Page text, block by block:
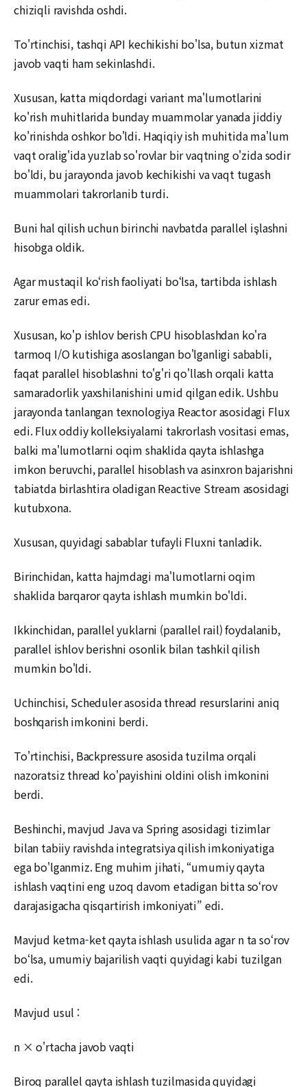
chiziqli ravishda oshdi.
To'rtinchisi, tashqi API kechikishi bo'lsa, butun xizmat
javob vaqti ham sekinlashdi.
Xususan, katta miqdordagi variant ma'lumotlarini
ko'rish muhitlarida bunday muammolar yanada jiddiy
ko'rinishda oshkor bo'ldi. Haqiqiy ish muhitida ma'lum
vaqt oralig'ida yuzlab so'rovlar bir vaqtning o'zida sodir
bo'ldi, bu jarayonda javob kechikishi va vaqt tugash
muammolari takrorlanib turdi.
Buni hal qilish uchun birinchi navbatda parallel işlashni
hisobga oldik.
Agar mustaqil koʻrish faoliyati boʻlsa, tartibda ishlash
zarur emas edi.
Xususan, ko'p ishlov berish CPU hisoblashdan ko'ra
tarmoq I/O kutishiga asoslangan bo'lganligi sababli,
faqat parallel hisoblashni to'g'ri qo'llash orqali katta
samaradorlik yaxshilanishini umid qilgan edik. Ushbu
jarayonda tanlangan texnologiya Reactor asosidagi Flux
edi. Flux oddiy kolleksiyalarni takrorlash vositasi emas,
balki ma'lumotlarni oqim shaklida qayta ishlashga
imkon beruvchi, parallel hisoblash va asinxron bajarishni
tabiatda birlashtira oladigan Reactive Stream asosidagi
kutubxona.
Xususan, quyidagi sabablar tufayli Fluxni tanladik.
Birinchidan, katta hajmdagi ma'lumotlarni oqim
shaklida barqaror qayta ishlash mumkin bo'ldi.
Ikkinchidan, parallel yuklarni (parallel rail) foydalanib,
parallel ishlov berishni osonlik bilan tashkil qilish
mumkin bo'ldi.
Uchinchisi, Scheduler asosida thread resurslarini aniq
boshqarish imkonini berdi.
To'rtinchisi, Backpressure asosida tuzilma orqali
nazoratsiz thread ko'payishini oldini olish imkonini
berdi.
Beshinchi, mavjud Java va Spring asosidagi tizimlar
bilan tabiiy ravishda integratsiya qilish imkoniyatiga
ega bo'lganmiz. Eng muhim jihati, “umumiy qayta
ishlash vaqtini eng uzoq davom etadigan bitta so‘rov
darajasigacha qisqartirish imkoniyati” edi.
Mavjud ketma-ket qayta ishlash usulida agar n ta so‘rov
bo‘lsa, umumiy bajarilish vaqti quyidagi kabi tuzilgan
edi.
Mavjud usul :
n × o'rtacha javob vaqti
Biroq parallel qayta ishlash tuzilmasida quyidagi